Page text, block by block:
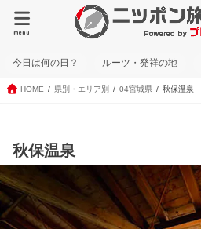
menu
今日は何の日？ ルーツ・発祥の地
HOME 県別・エリア別 04宮城県 秋保温泉
秋保温泉